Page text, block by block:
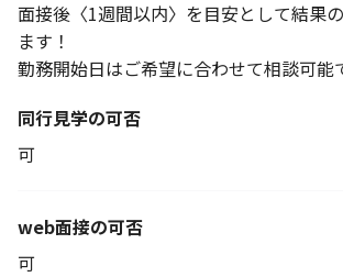
面接後〈1週間以内〉を目安として結果
ます！
勤務開始日はご希望に合わせて相談可能
同行見学の可否
可
web面接の可否
可